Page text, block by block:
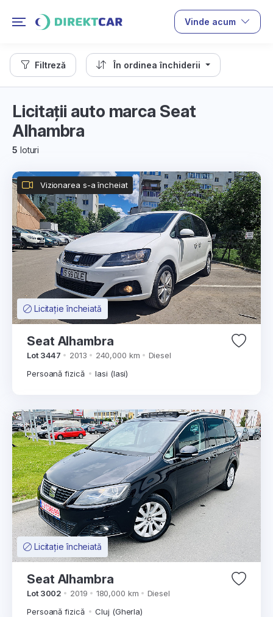
Vinde acum
Filtreză În ordinea închiderii
Licitații auto marca Seat
Alhambra
5 loturi
Licitație încheiată
Vizionarea s-a încheiat
Seat Alhambra
Lot 3447 2013 240,000 km
Diesel
Persoană fizică
Iasi (Iasi)
Licitație încheiată
Seat Alhambra
Lot 3002 2019 180,000 km
Diesel
Persoană fizică
Cluj (Gherla)